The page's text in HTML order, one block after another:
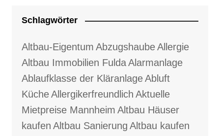
Schlagwörter
Altbau-Eigentum AbzugshaubeAllergie
Altbau Immobilien FuldaAlarmanlage
Ablaufklasse der KläranlageAbluft
KücheAllergikerfreundlich Aktuelle
Mietpreise Mannheim Altbau Häuser
kaufen Altbau Sanierung Altbau kaufen